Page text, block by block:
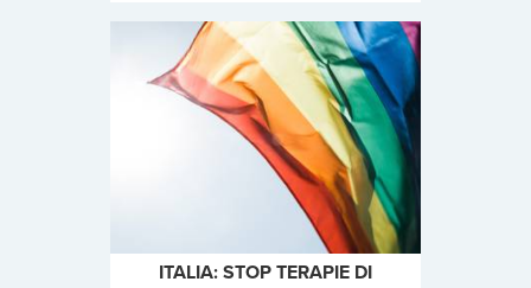
ITALIA: STOP TERAPIE DI